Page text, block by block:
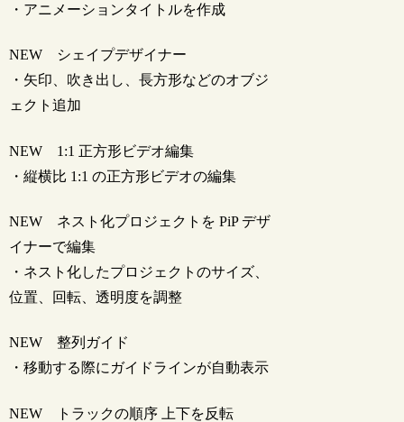
・アニメーションタイトルを作成
NEW シェイプデザイナー
・矢印、吹き出し、長方形などのオブジ
ェクト追加
NEW 1:1 正方形ビデオ編集
・縦横比 1:1 の正方形ビデオの編集
NEW ネスト化プロジェクトを PiP デザ
イナーで編集
・ネスト化したプロジェクトのサイズ、
位置、回転、透明度を調整
NEW 整列ガイド
・移動する際にガイドラインが自動表示
NEW トラックの順序 上下を反転